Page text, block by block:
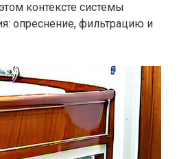
контексте системы
опреснение, фильтрацию и